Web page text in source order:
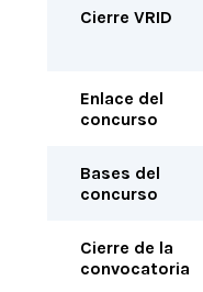
Cierre VRID
Enlace del
concurso
Bases del
concurso
Cierre de la
convocatoria